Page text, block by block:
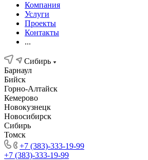
Компания
Услуги
Проекты
Контакты
...
Сибирь
Барнаул
Бийск
Горно-Алтайск
Кемерово
Новокузнецк
Новосибирск
Сибирь
Томск
+7 (383)-333-19-99
+7 (383)-333-19-99